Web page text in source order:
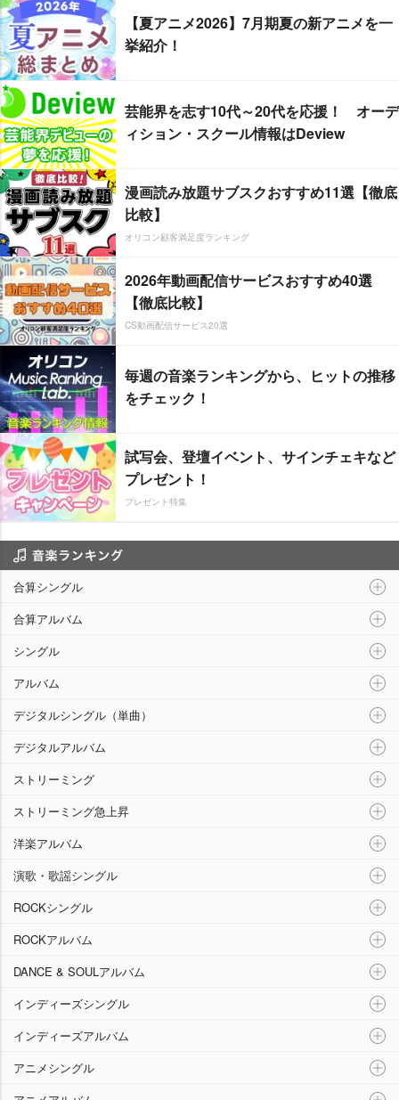
【夏アニメ2026】7月期夏の新アニメを一
挙紹介！
芸能界を志す10代～20代を応援！ オーデ
ィション・スクール情報はDeview
漫画読み放題サブスクおすすめ11選【徹底
比較】
オリコン顧客満足度ランキング
2026年動画配信サービスおすすめ40選
【徹底比較】
CS動画配信サービス20選
毎週の音楽ランキングから、ヒットの推移
をチェック！
試写会、登壇イベント、サインチェキなど
プレゼント！
プレゼント特集
合算シングル
合算アルバム
シングル
アルバム
デジタルシングル（単曲）
デジタルアルバム
ストリーミング
ストリーミング急上昇
洋楽アルバム
演歌・歌謡シングル
ROCKシングル
ROCKアルバム
DANCE & SOULアルバム
インディーズシングル
インディーズアルバム
アニメシングル